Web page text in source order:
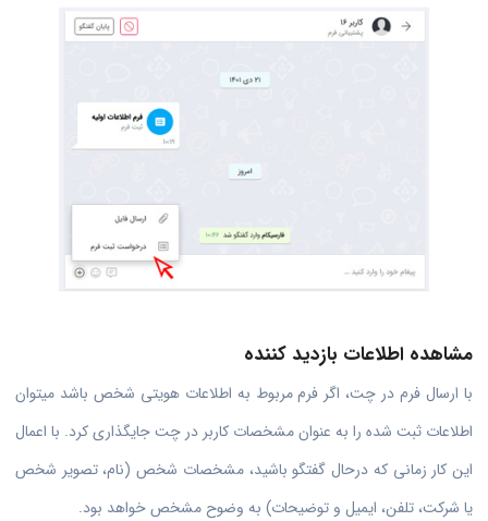
مشاهده اطلاعات بازدید کننده
با ارسال فرم در چت، اگر فرم مربوط به اطلاعات هویتی شخص باشد میتوان
اطلاعات ثبت شده را به عنوان مشخصات کاربر در چت جایگذاری کرد. با اعمال
این کار زمانی که درحال گفتگو باشید، مشخصات شخص (نام، تصویر شخص
یا شرکت، تلفن، ایمیل و توضیحات) به وضوح مشخص خواهد بود.